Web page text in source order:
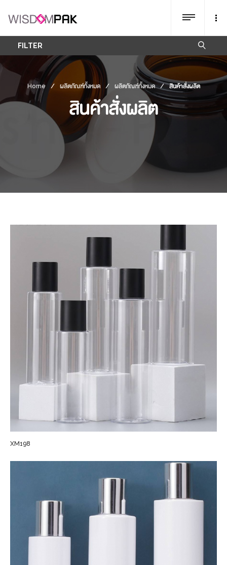
Home / ผลิตภัณฑ์ทั้งหมด / ผลิตภัณฑ์ทั้งหมด / สินค้าสั่งผลิต
สินค้าสั่งผลิต
FILTER
XM198